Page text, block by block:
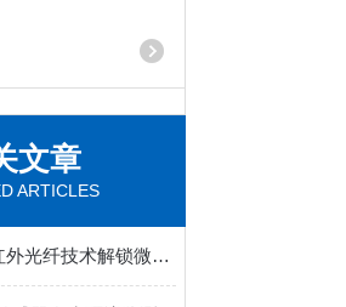
文章
ARTICLES
光织“氧网”：红外光纤技术解锁微量级溶解氧的精准捕捉术